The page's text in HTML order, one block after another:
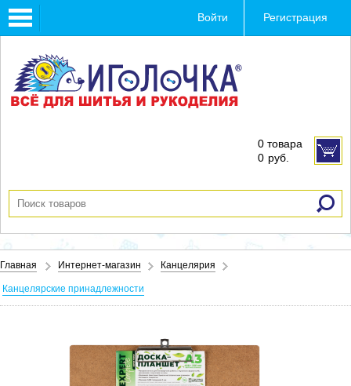
Toggle
navigation
Войти Регистрация
0 товара
0 руб.
Главная Интернет-магазин Канцелярия
Канцелярские принадлежности